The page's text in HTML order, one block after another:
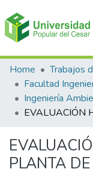
Communities &
All of DSpace
Statistics
Home
PLANTA